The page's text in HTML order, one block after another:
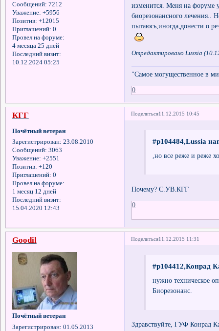
Сообщений: 7212
Уважение: +5956
Позитив: +12015
Приглашений: 0
Провел на форуме:
4 месяца 25 дней
Последний визит:
10.12.2024 05:25
изменится. Меня на форуме
биорезонансного лечения..
пытаюсь,иногда,донести о
Отредактировано Lussia
"Самое могущественное в
0
Поделиться11.12.2015 10:45
КГГ
Почётный ветеран
Зарегистрирован: 23.08.2010
Сообщений: 3063
Уважение: +2551
Позитив: +120
Приглашений: 0
Провел на форуме:
1 месяц 12 дней
Последний визит:
15.04.2020 12:43
#p104484,Lussia
,но все реже и реже
Почему? С.УВ.КГГ
0
Поделиться11.12.2015 11:31
Goodil
Почётный ветеран
Зарегистрирован: 01.05.2013
#p104412,Конрад
нужно техническое
Биорезонанс.
Здравствуйте, ГУФ Конрад